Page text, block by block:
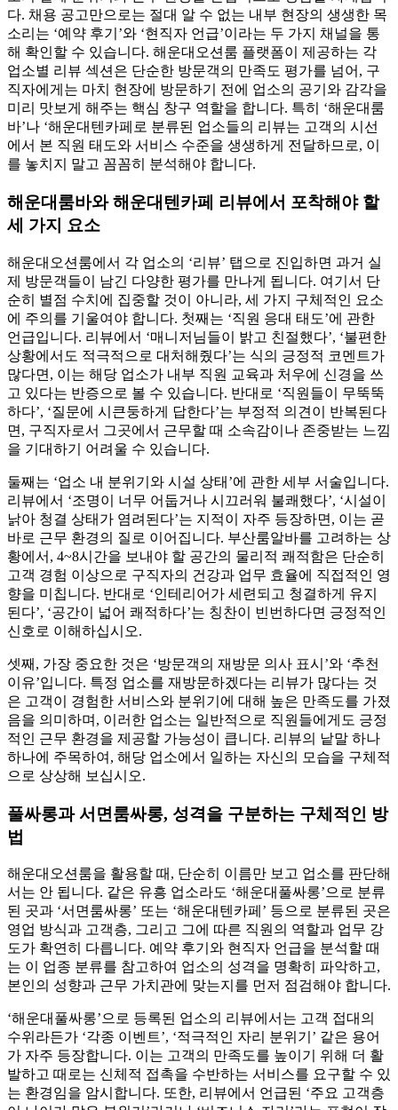
다. 채용 공고만으로는 절대 알 수 없는 내부 현장의 생생한 목
소리는 ‘예약 후기’와 ‘현직자 언급’이라는 두 가지 채널을 통
해 확인할 수 있습니다. 해운대오션룸 플랫폼이 제공하는 각
업소별 리뷰 섹션은 단순한 방문객의 만족도 평가를 넘어, 구
직자에게는 마치 현장에 방문하기 전에 업소의 공기와 감각을
미리 맛보게 해주는 핵심 창구 역할을 합니다. 특히 ‘해운대룸
바’나 ‘해운대텐카페로 분류된 업소들의 리뷰는 고객의 시선
에서 본 직원 태도와 서비스 수준을 생생하게 전달하므로, 이
를 놓치지 말고 꼼꼼히 분석해야 합니다.
해운대룸바와 해운대텐카페 리뷰에서 포착해야 할
세 가지 요소
해운대오션룸에서 각 업소의 ‘리뷰’ 탭으로 진입하면 과거 실
제 방문객들이 남긴 다양한 평가를 만나게 됩니다. 여기서 단
순히 별점 수치에 집중할 것이 아니라, 세 가지 구체적인 요소
에 주의를 기울여야 합니다. 첫째는 ‘직원 응대 태도’에 관한
언급입니다. 리뷰에서 ‘매니저님들이 밝고 친절했다’, ‘불편한
상황에서도 적극적으로 대처해줬다’는 식의 긍정적 코멘트가
많다면, 이는 해당 업소가 내부 직원 교육과 처우에 신경을 쓰
고 있다는 반증으로 볼 수 있습니다. 반대로 ‘직원들이 무뚝뚝
하다’, ‘질문에 시큰둥하게 답한다’는 부정적 의견이 반복된다
면, 구직자로서 그곳에서 근무할 때 소속감이나 존중받는 느낌
을 기대하기 어려울 수 있습니다.
둘째는 ‘업소 내 분위기와 시설 상태’에 관한 세부 서술입니다.
리뷰에서 ‘조명이 너무 어둡거나 시끄러워 불쾌했다’, ‘시설이
낡아 청결 상태가 염려된다’는 지적이 자주 등장하면, 이는 곧
바로 근무 환경의 질로 이어집니다. 부산룸알바를 고려하는 상
황에서, 4~8시간을 보내야 할 공간의 물리적 쾌적함은 단순히
고객 경험 이상으로 구직자의 건강과 업무 효율에 직접적인 영
향을 미칩니다. 반대로 ‘인테리어가 세련되고 청결하게 유지
된다’, ‘공간이 넓어 쾌적하다’는 칭찬이 빈번하다면 긍정적인
신호로 이해하십시오.
셋째, 가장 중요한 것은 ‘방문객의 재방문 의사 표시’와 ‘추천
이유’입니다. 특정 업소를 재방문하겠다는 리뷰가 많다는 것
은 고객이 경험한 서비스와 분위기에 대해 높은 만족도를 가졌
음을 의미하며, 이러한 업소는 일반적으로 직원들에게도 긍정
적인 근무 환경을 제공할 가능성이 큽니다. 리뷰의 낱말 하나
하나에 주목하여, 해당 업소에서 일하는 자신의 모습을 구체적
으로 상상해 보십시오.
풀싸롱과 서면룸싸롱, 성격을 구분하는 구체적인 방
법
해운대오션룸을 활용할 때, 단순히 이름만 보고 업소를 판단해
서는 안 됩니다. 같은 유흥 업소라도 ‘해운대풀싸롱’으로 분류
된 곳과 ‘서면룸싸롱’ 또는 ‘해운대텐카페’ 등으로 분류된 곳은
영업 방식과 고객층, 그리고 그에 따른 직원의 역할과 업무 강
도가 확연히 다릅니다. 예약 후기와 현직자 언급을 분석할 때
는 이 업종 분류를 참고하여 업소의 성격을 명확히 파악하고,
본인의 성향과 근무 가치관에 맞는지를 먼저 점검해야 합니다.
‘해운대풀싸롱’으로 등록된 업소의 리뷰에서는 고객 접대의
수위라든가 ‘각종 이벤트’, ‘적극적인 자리 분위기’ 같은 용어
가 자주 등장합니다. 이는 고객의 만족도를 높이기 위해 더 활
발하고 때로는 신체적 접촉을 수반하는 서비스를 요구할 수 있
는 환경임을 암시합니다. 또한, 리뷰에서 언급된 ‘주요 고객층